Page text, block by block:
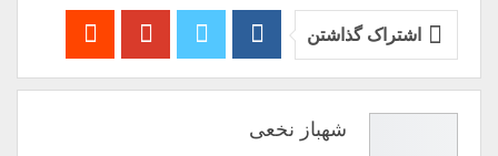
اشتراک گذاشتن
شهباز نخعی